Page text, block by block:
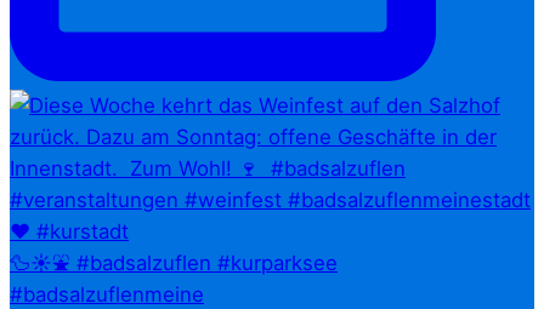
🦆☀️⛲ #badsalzuflen #kurparksee
#badsalzuflenmeine